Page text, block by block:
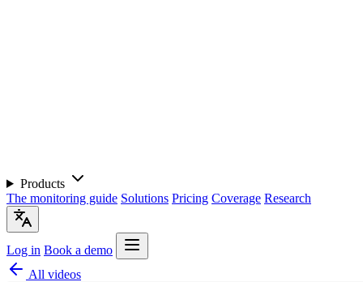
Products
The monitoring guide Solutions Pricing Coverage Research
Log in Book a demo
All videos